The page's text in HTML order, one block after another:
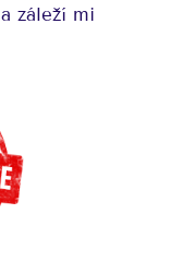
a záleží mi